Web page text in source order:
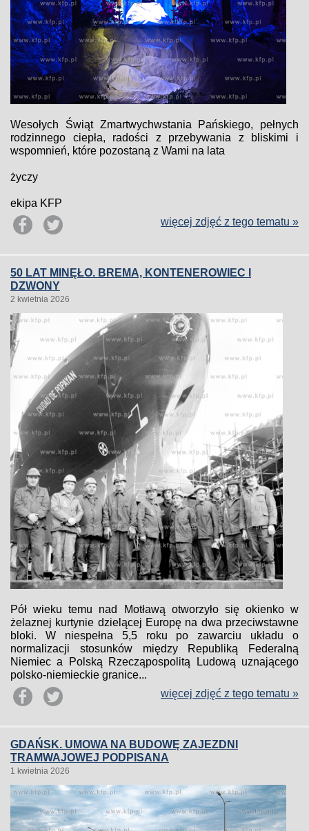
Wesołych Świąt Zmartwychwstania Pańskiego, pełnych
rodzinnego ciepła, radości z przebywania z bliskimi i
wspomnień, które pozostaną z Wami na lata
życzy
ekipa KFP
więcej zdjęć z tego tematu »
50 LAT MINĘŁO. BREMA, KONTENEROWIEC I
DZWONY
2 kwietnia 2026
Pół wieku temu nad Motławą otworzyło się okienko w
żelaznej kurtynie dzielącej Europę na dwa przeciwstawne
bloki. W niespełna 5,5 roku po zawarciu układu o
normalizacji stosunków między Republiką Federalną
Niemiec a Polską Rzecząpospolitą Ludową uznającego
polsko-niemieckie granice...
więcej zdjęć z tego tematu »
GDAŃSK. UMOWA NA BUDOWĘ ZAJEZDNI
TRAMWAJOWEJ PODPISANA
1 kwietnia 2026